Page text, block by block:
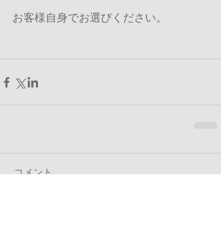
お客様自身でお選びください。
コメント